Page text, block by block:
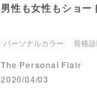
男性も女性もショ
パーソナルカラー 骨格
ショートヘアの似合う人に
The Personal Flair
2020/04/03